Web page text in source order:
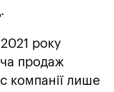
року
продаж
компанії лише